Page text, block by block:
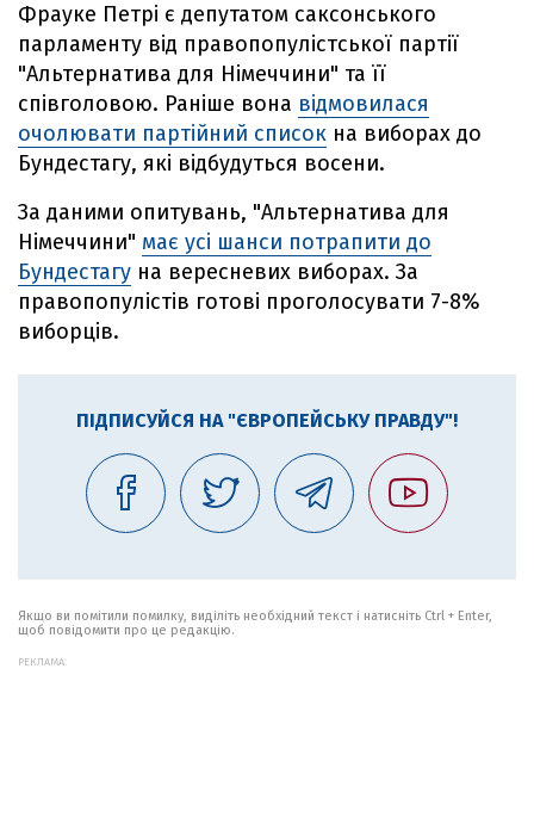
Фрауке Петрі є депутатом саксонського
парламенту від правопопулістської партії
"Альтернатива для Німеччини" та її
співголовою. Раніше вона відмовилася
очолювати партійний список на виборах до
Бундестагу, які відбудуться восени.
За даними опитувань, "Альтернатива для
Німеччини" має усі шанси потрапити до
Бундестагу на вересневих виборах. За
правопопулістів готові проголосувати 7-8%
виборців.
ПІДПИСУЙСЯ НА "ЄВРОПЕЙСЬКУ ПРАВДУ"!
Якщо ви помітили помилку, виділіть необхідний текст і натисніть Ctrl + Enter,
щоб повідомити про це редакцію.
РЕКЛАМА: